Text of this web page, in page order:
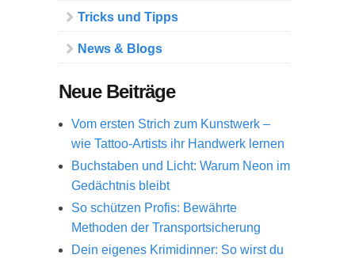
Tricks und Tipps
News & Blogs
Neue Beiträge
Vom ersten Strich zum Kunstwerk –
wie Tattoo-Artists ihr Handwerk lernen
Buchstaben und Licht: Warum Neon im
Gedächtnis bleibt
So schützen Profis: Bewährte
Methoden der Transportsicherung
Dein eigenes Krimidinner: So wirst du